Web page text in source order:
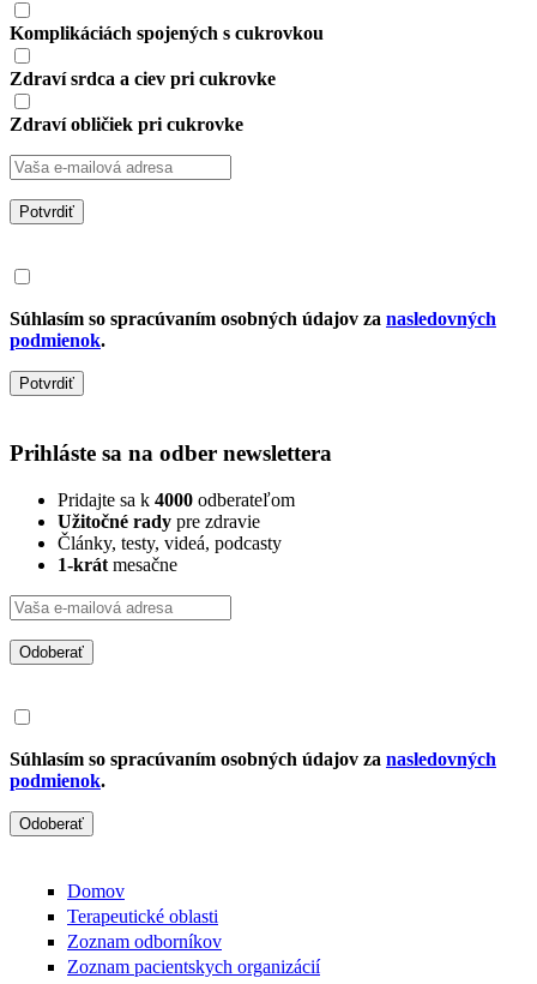
Komplikáciách spojených s cukrovkou
Zdraví srdca a ciev pri cukrovke
Zdraví obličiek pri cukrovke
Potvrdiť
Súhlasím so spracúvaním osobných údajov za nasledovných
podmienok.
Potvrdiť
Prihláste sa na odber newslettera
Pridajte sa k 4000 odberateľom
Užitočné rady pre zdravie
Články, testy, videá, podcasty
1-krát mesačne
Odoberať
Súhlasím so spracúvaním osobných údajov za nasledovných
podmienok.
Odoberať
Domov
Terapeutické oblasti
Zoznam odborníkov
Zoznam pacientskych organizácií